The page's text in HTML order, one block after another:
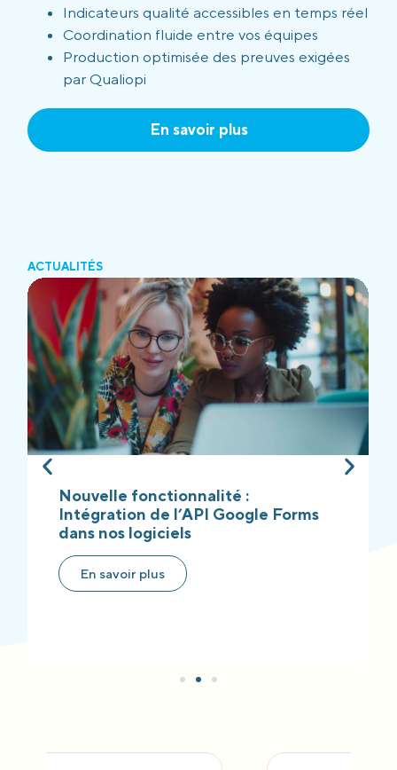
Indicateurs qualité accessibles en temps réel
Coordination fluide entre vos équipes
Production optimisée des preuves exigées
par Qualiopi
En savoir plus
ACTUALITÉS
Nouvelle fonctionnalité :
Intégration de l’API Google Forms
dans nos logiciels
En savoir plus